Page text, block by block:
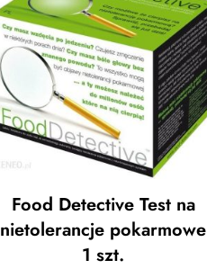
Food Detective Test na
nietolerancje pokarmowe
1 szt.